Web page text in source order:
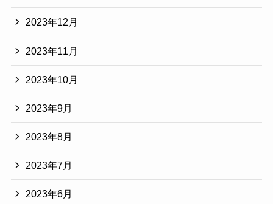
2023年12月
2023年11月
2023年10月
2023年9月
2023年8月
2023年7月
2023年6月